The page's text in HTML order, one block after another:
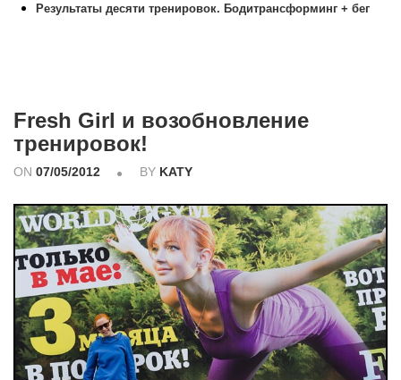
Результаты десяти тренировок. Бодитрансформинг + бег
Fresh Girl и возобновление
тренировок!
ON 07/05/2012 BY KATY